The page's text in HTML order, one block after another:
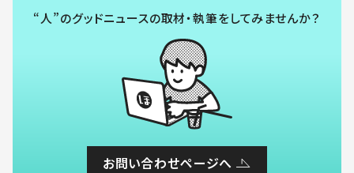
“人”のグッドニュースの取材・執筆をしてみませんか？
お問い合わせページへ